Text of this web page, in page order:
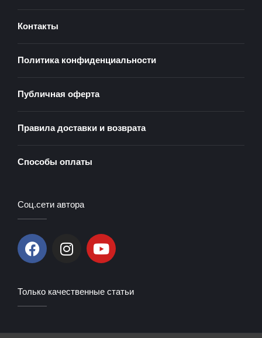
Контакты
Политика конфиденциальности
Публичная оферта
Правила доставки и возврата
Способы оплаты
Соц.сети автора
F
a
b
I
n
a
Y
o
u
Только качественные статьи